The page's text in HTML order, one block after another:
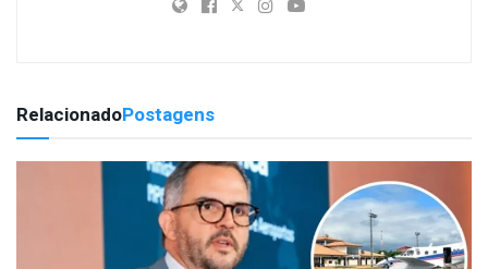
RelacionadoPostagens